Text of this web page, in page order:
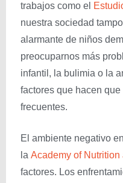
trabajos como el
nuestra sociedad
alarmante de niños
preocuparnos más
infantil, la bulimia o la
factores que hacen
frecuentes.
El ambiente negativo
la Academy of
factores. Los